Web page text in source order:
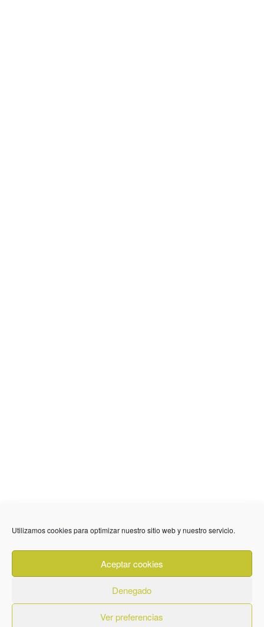
Utilizamos cookies para optimizar nuestro sitio web y nuestro servicio.
Aceptar cookies
Denegado
Ver preferencias
636 01 61 85
Fuente Palmera
info @ fuentepalmerainformacion.es
Privacidad Aviso legal
Cookies
Quiénes Somos
Contacto